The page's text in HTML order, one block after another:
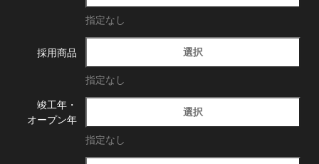
指定なし
採用商品 選択
指定なし
竣工年・
オープン年
選択
指定なし